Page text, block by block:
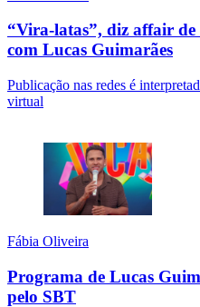
“Vira-latas”, diz affair
com Lucas Guimarães
Publicação nas redes é
virtual
Fábia Oliveira
Programa de Lucas
pelo SBT